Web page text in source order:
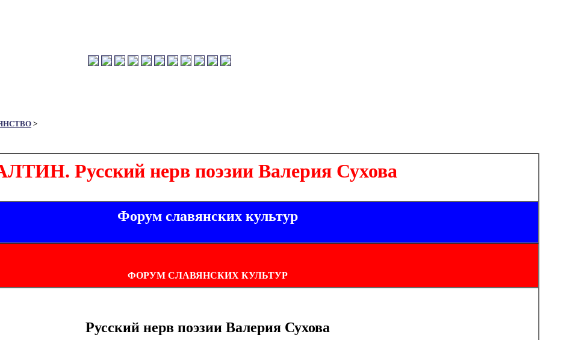
>
Русский нерв поэзии Валерия Сухова
Форум славянских культур
ФОРУМ СЛАВЯНСКИХ КУЛЬТУР
Русский нерв поэзии Валерия Сухова